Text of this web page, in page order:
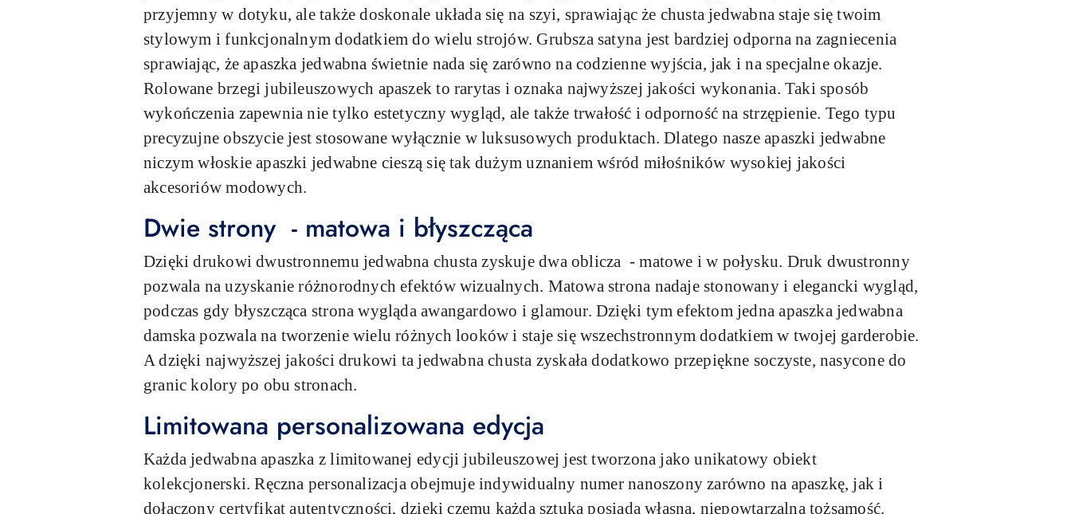
przyjemny w dotyku, ale także doskonale układa się na szyi, sprawiając że chusta jedwabna staje się twoim
stylowym i funkcjonalnym dodatkiem do wielu strojów. Grubsza satyna jest bardziej odporna na zagniecenia
sprawiając, że apaszka jedwabna świetnie nada się zarówno na codzienne wyjścia, jak i na specjalne okazje.
Rolowane brzegi jubileuszowych apaszek to rarytas i oznaka najwyższej jakości wykonania. Taki sposób
wykończenia zapewnia nie tylko estetyczny wygląd, ale także trwałość i odporność na strzępienie. Tego typu
precyzujne obszycie jest stosowane wyłącznie w luksusowych produktach. Dlatego nasze apaszki jedwabne
niczym włoskie apaszki jedwabne cieszą się tak dużym uznaniem wśród miłośników wysokiej jakości
akcesoriów modowych.
Dwie strony - matowa i błyszcząca
Dzięki drukowi dwustronnemu jedwabna chusta zyskuje dwa oblicza - matowe i w połysku. Druk dwustronny
pozwala na uzyskanie różnorodnych efektów wizualnych. Matowa strona nadaje stonowany i elegancki wygląd,
podczas gdy błyszcząca strona wygląda awangardowo i glamour. Dzięki tym efektom jedna apaszka jedwabna
damska pozwala na tworzenie wielu różnych looków i staje się wszechstronnym dodatkiem w twojej garderobie.
A dzięki najwyższej jakości drukowi ta jedwabna chusta zyskała dodatkowo przepiękne soczyste, nasycone do
granic kolory po obu stronach.
Limitowana personalizowana edycja
Każda jedwabna apaszka z limitowanej edycji jubileuszowej jest tworzona jako unikatowy obiekt
kolekcjonerski. Ręczna personalizacja obejmuje indywidualny numer nanoszony zarówno na apaszkę, jak i
dołączony certyfikat autentyczności, dzięki czemu każda sztuka posiada własną, niepowtarzalną tożsamość.